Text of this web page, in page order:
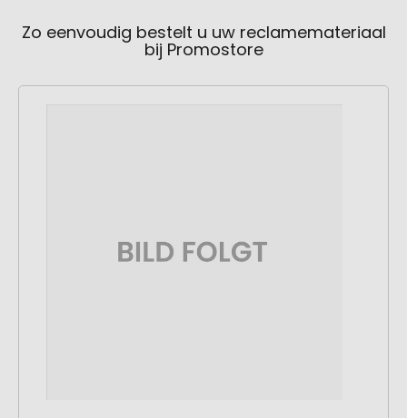
Zo eenvoudig bestelt u uw reclamemateriaal
bij Promostore